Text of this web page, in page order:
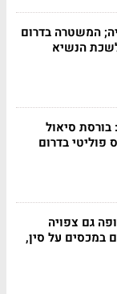
המשטרה בדרום
הנשיא
בורסת סיאול
כאוס פוליטי בדרום
גם צפויה
במכסים על סין,